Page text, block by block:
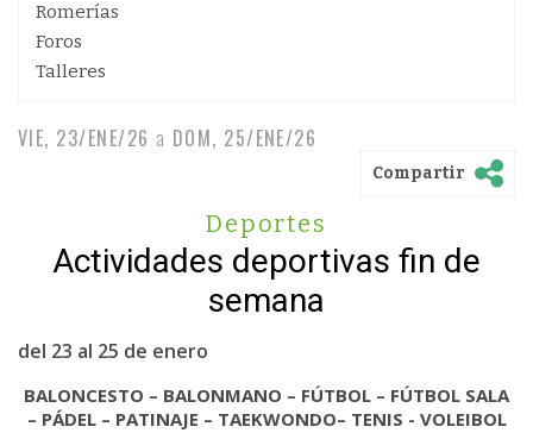
Romerías
Foros
Talleres
VIE, 23/ENE/26 a DOM, 25/ENE/26
Compartir
Deportes
Actividades deportivas fin de
semana
del 23 al 25 de enero
BALONCESTO – BALONMANO – FÚTBOL – FÚTBOL SALA
– PÁDEL – PATINAJE – TAEKWONDO– TENIS - VOLEIBOL